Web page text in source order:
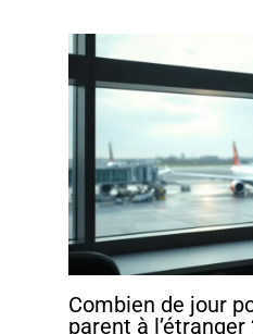
Combien de jour
parent à l’étranger